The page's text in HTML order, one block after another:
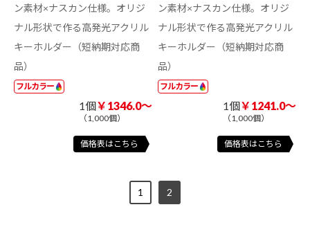
ン素材×ナスカン仕様。オリジ
ナル形状で作る高発光アクリル
キーホルダー（短納期対応商
品）
フルカラー
1個￥1346.0～
（1,000個）
価格表はこちら
ン素材×ナスカン仕様。オリジ
ナル形状で作る高発光アクリル
キーホルダー（短納期対応商
品）
フルカラー
1個￥1241.0～
（1,000個）
価格表はこちら
1 2